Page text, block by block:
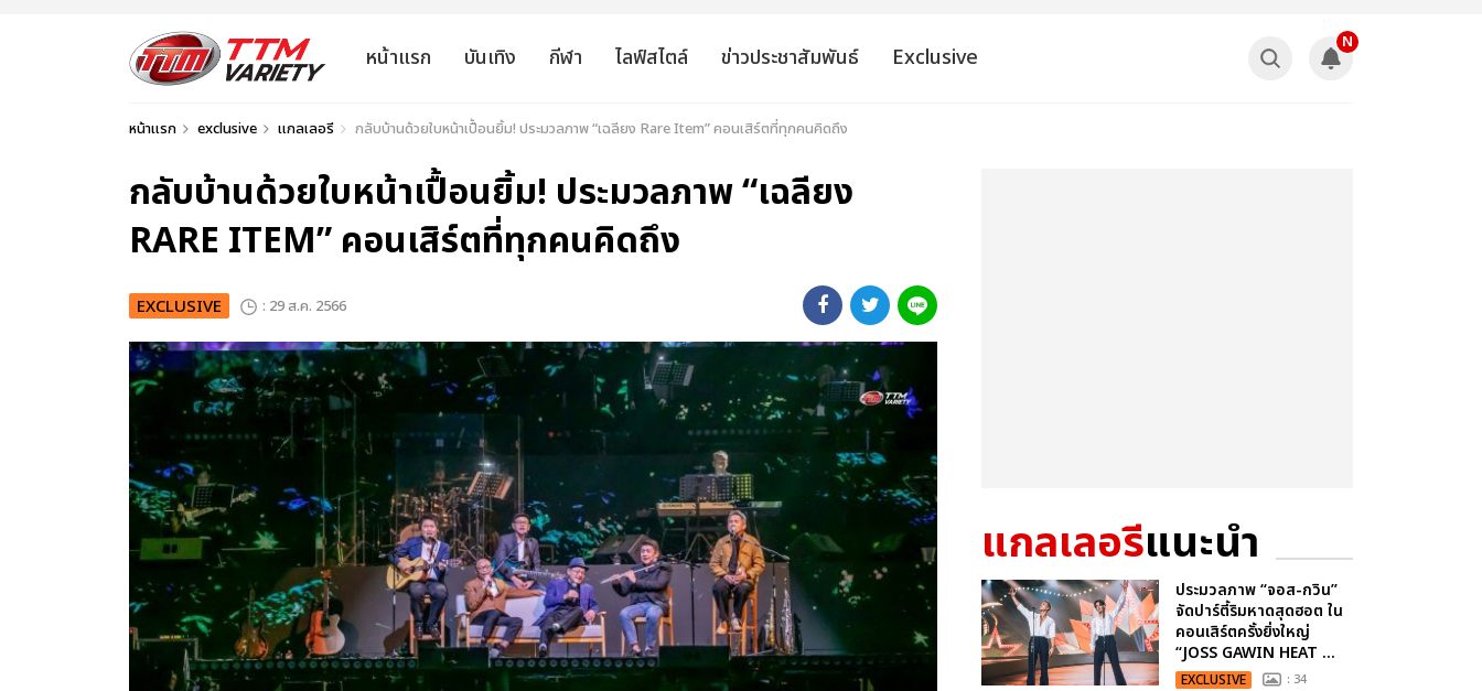
หน้าแรก บันเทิง กีฬา ไลฟ์สไตล์ ข่าวประชาสัมพันธ์ Exclusive
N
หน้าแรก exclusive แกลเลอรี กลับบ้านด้วยใบหน้าเปื้อนยิ้ม! ประมวลภาพ “เฉลียง Rare Item” คอนเสิร์ตที่ทุกคนคิดถึง
กลับบ้านด้วยใบหน้าเปื้อนยิ้ม! ประมวลภาพ “เฉลียง
RARE ITEM” คอนเสิร์ตที่ทุกคนคิดถึง
EXCLUSIVE : 29 ส.ค. 2566
แกลเลอรีแนะนำ
ประมวลภาพ “จอส-กวิน”
จัดปาร์ตี้ริมหาดสุดฮอต ใน
คอนเสิร์ตครั้งยิ่งใหญ่
“JOSS GAWIN HEAT ...
EXCLUSIVE : 34